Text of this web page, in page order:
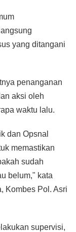
yang ditangani
penanganan
aksi oleh
waktu lalu.
dan Opsnal
memastikan
sudah
belum," kata
Kombes Pol. Asri
supervisi,